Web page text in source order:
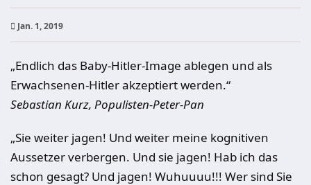
Jan. 1, 2019
„Endlich das Baby-Hitler-Image ablegen und als
Erwachsenen-Hitler akzeptiert werden.“
Sebastian Kurz, Populisten-Peter-Pan
„Sie weiter jagen! Und weiter meine kognitiven
Aussetzer verbergen. Und sie jagen! Hab ich das
schon gesagt? Und jagen! Wuhuuuu!!! Wer sind Sie